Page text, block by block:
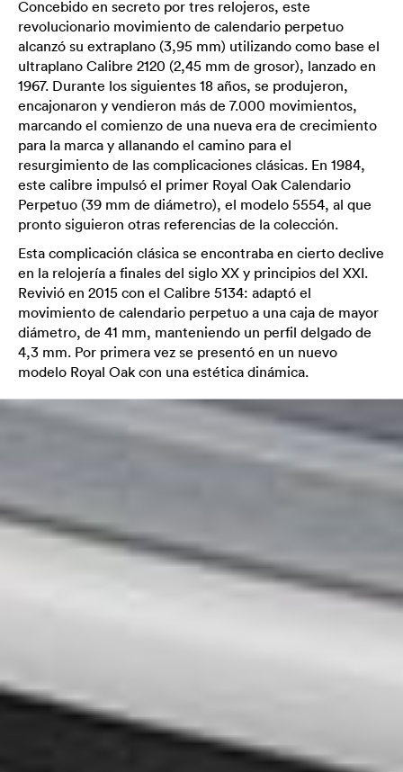
Concebido en secreto por tres relojeros, este
revolucionario movimiento de calendario perpetuo
alcanzó su extraplano (3,95 mm) utilizando como base el
ultraplano Calibre 2120 (2,45 mm de grosor), lanzado en
1967. Durante los siguientes 18 años, se produjeron,
encajonaron y vendieron más de 7.000 movimientos,
marcando el comienzo de una nueva era de crecimiento
para la marca y allanando el camino para el
resurgimiento de las complicaciones clásicas. En 1984,
este calibre impulsó el primer Royal Oak Calendario
Perpetuo (39 mm de diámetro), el modelo 5554, al que
pronto siguieron otras referencias de la colección.
Esta complicación clásica se encontraba en cierto declive
en la relojería a finales del siglo XX y principios del XXI.
Revivió en 2015 con el Calibre 5134: adaptó el
movimiento de calendario perpetuo a una caja de mayor
diámetro, de 41 mm, manteniendo un perfil delgado de
4,3 mm. Por primera vez se presentó en un nuevo
modelo Royal Oak con una estética dinámica.